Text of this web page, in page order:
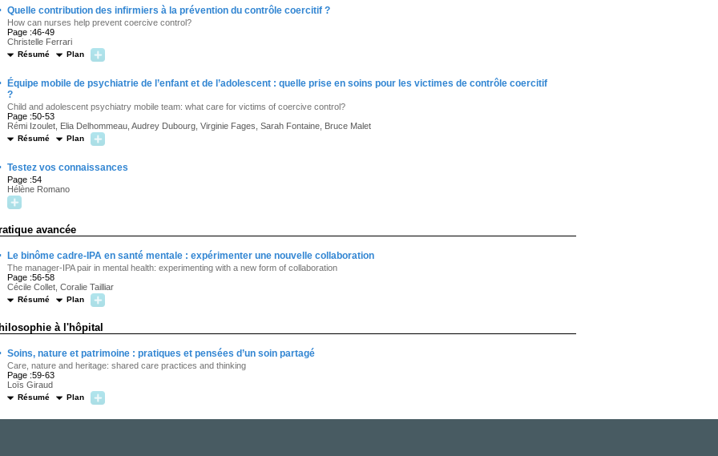
Quelle contribution des infirmiers à la prévention du contrôle coercitif ?
How can nurses help prevent coercive control?
Page :46-49
Christelle Ferrari
Résumé Plan
Équipe mobile de psychiatrie de l’enfant et de l’adolescent : quelle prise en soins pour les victimes de contrôle coercitif
?
Child and adolescent psychiatry mobile team: what care for victims of coercive control?
Page :50-53
Rémi Izoulet, Elia Delhommeau, Audrey Dubourg, Virginie Fages, Sarah Fontaine, Bruce Malet
Résumé Plan
Testez vos connaissances
Page :54
Hélène Romano
avancée
Le binôme cadre-IPA en santé mentale : expérimenter une nouvelle collaboration
The manager-IPA pair in mental health: experimenting with a new form of collaboration
Page :56-58
Cécile Collet, Coralie Tailliar
Résumé Plan
à l'hôpital
Soins, nature et patrimoine : pratiques et pensées d’un soin partagé
Care, nature and heritage: shared care practices and thinking
Page :59-63
Loïs Giraud
Résumé Plan